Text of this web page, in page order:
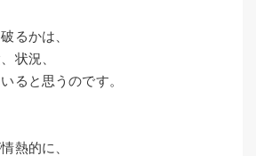
るかは、
状況、
ると思うのです。
熱的に、